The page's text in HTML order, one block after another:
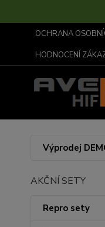
OCHRANA
HODNOCENÍ
Výprodej
AKČNÍ SETY
Repro sety